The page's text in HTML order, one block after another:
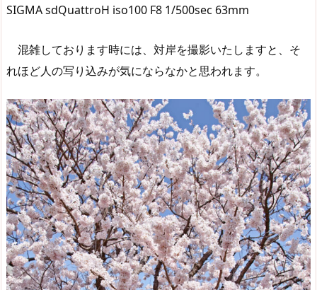
SIGMA sdQuattroH iso100 F8 1/500sec 63mm
混雑しております時には、対岸を撮影いたしますと、そ
れほど人の写り込みが気にならなかと思われます。